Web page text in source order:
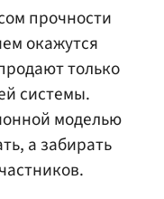
прочности
окажутся
только
системы.
моделью
а забирать